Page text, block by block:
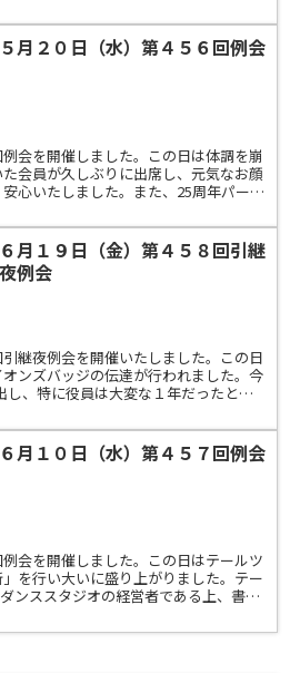
５月２０日（水）第４５６回例会
会を開催しました。この日は体調を崩
会員が久しぶりに出席し、元気なお顔
心いたしました。また、25周年パーテ
６月１９日（金）第４５８回引継
夜例会
継夜例会を開催いたしました。この日
ンズバッジの伝達が行われました。今
、特に役員は大変な１年だったと思
６月１０日（水）第４５７回例会
会を開催しました。この日はテールツ
を行い大いに盛り上がりました。テー
ンススタジオの経営者である上、書道